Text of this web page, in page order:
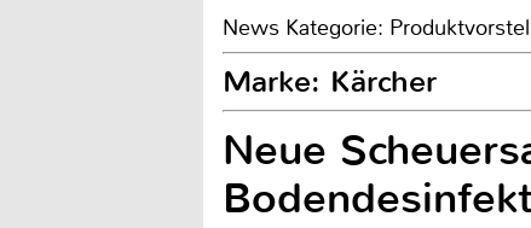
News Kategorie:
Marke: Kärcher
Neue